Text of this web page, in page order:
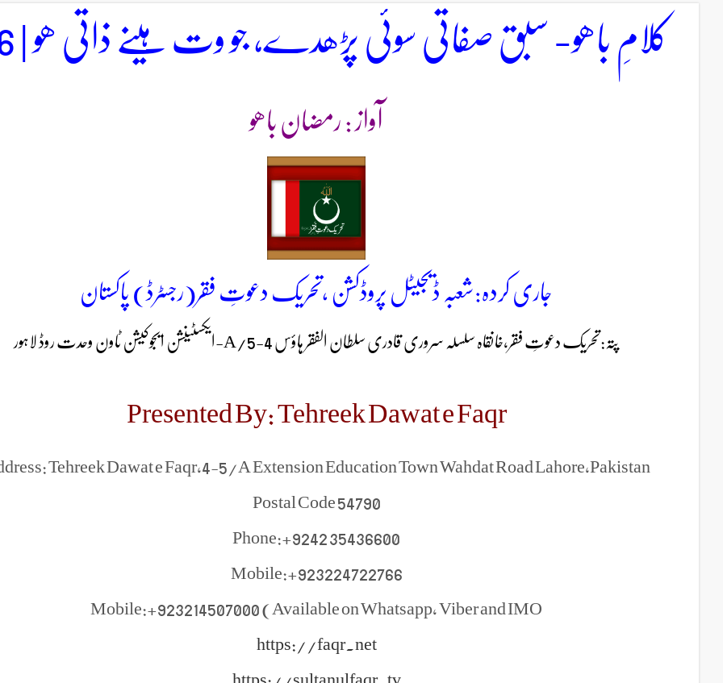
کلامِ باھو- سبق صفاتی سوئی پڑھدے، جو وت ہینے ذاتی ھو | 106
آواز : رمضان باھو
جاری کردہ:شعبہ ڈیجیٹل پروڈکشن ،تحریک دعوتِ فقر(رجسٹرڈ) پاکستان
پتہ:تحریک دعوتِ فقر،خانقاہ سلسلہ سروری قادری سلطان الفقر ہاؤس 4-5/A-ایکسٹینشن ایجوکیشن ٹاون وحدت روڈ لاہور
Presented By: Tehreek Dawat e Faqr
Tehreek Dawat e Faqr,4-5/A Extension Education Town Wahdat Road Lahore,Pakistan
Postal Code 54790
Phone:+9242 35436600
Mobile:+923224722766
Mobile:+923214507000 (Available on Whatsapp, Viber and IMO
https://faqr.net
https://sultanulfaqr.tv